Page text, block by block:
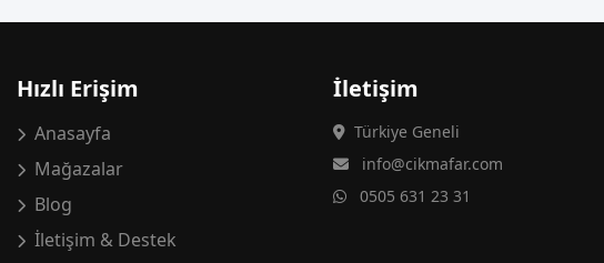
Hızlı Erişim
Anasayfa
Mağazalar
Blog
İletişim & Destek
İletişim
Türkiye Geneli
info@cikmafar.com
0505 631 23 31